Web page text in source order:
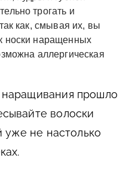
трогать и
как, смывая их, вы
носки наращенных
аллергическая
прошло
волоски
уже не настолько